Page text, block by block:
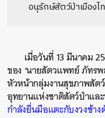
อนุรักษ์สัตว์ป่าเมืองไ
เมื่อวันที่ 13 มีนาคม
ของ ‘นายสัตวแพทย์ ภัทร
หัวหน้ากลุ่มงานสุขภาพสัต
อุทยานแห่งชาติสัตว์ป่าแ
กำลังยื่นมือแตะกับงวงช้าง